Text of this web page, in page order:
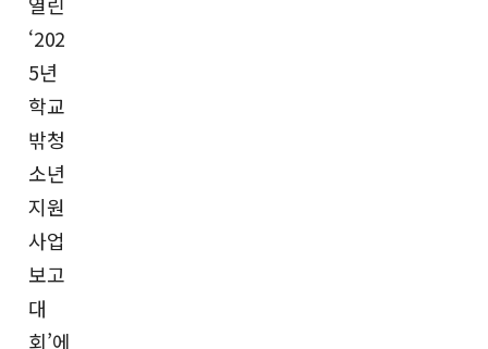
‘202
5년
학교
밖청
소년
지원
사업
보고
대
회’에